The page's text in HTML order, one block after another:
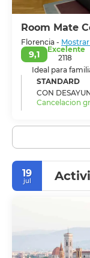
Room Mate
Florencia -
9,1
Excelente
2118
Ideal para
STANDARD
CON
Cancelacion
19
jul